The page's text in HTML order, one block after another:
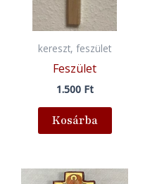
kereszt, feszület
Feszület
1.500 Ft
Kosárba